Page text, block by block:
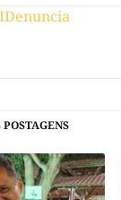
IDenuncia